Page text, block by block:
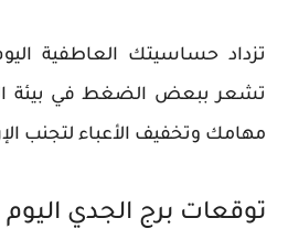
تزداد حساسيتك العاطفية
تشعر ببعض الضغط في بيئة
مهامك وتخفيف الأعباء لتجنب
توقعات برج الجدي